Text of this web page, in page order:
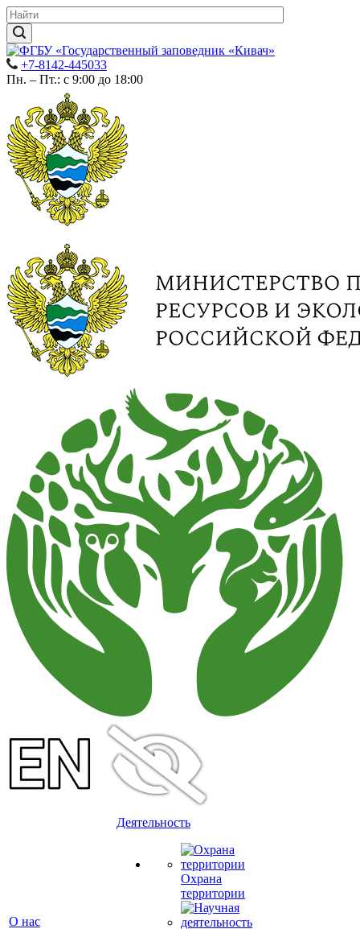
+7-8142-445033
Пн. – Пт.: с 9:00 до 18:00
О нас
Деятельность
Охрана
территории